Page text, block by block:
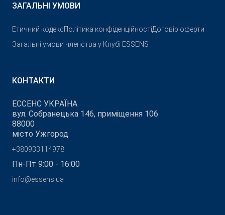
ЗАГАЛЬНІ УМОВИ
Етичний кодексПолітика конфіденційностіДоговір оферти
Загальні умови членства у Клубі ESSENS
КОНТАКТИ
ЕССЕНС УКРАЇНА
вул. Собранецька 146, приміщення 106
88000
місто Ужгород
+380933114978
Пн-Пт 9:00 - 16:00
info@essens.ua